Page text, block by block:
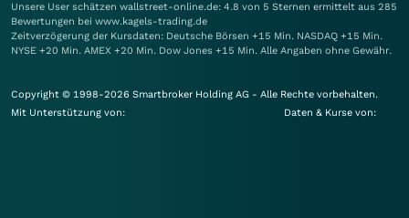
Unsere User schätzen wallstreet-online.de: 4.8 von 5 Sternen ermittelt aus 285
Bewertungen bei www.kagels-trading.de
Zeitverzögerung der Kursdaten: Deutsche Börsen +15 Min. NASDAQ +15 Min.
NYSE +20 Min. AMEX +20 Min. Dow Jones +15 Min. Alle Angaben ohne Gewähr.
Copyright © 1998-2026 Smartbroker Holding AG - Alle Rechte vorbehalten.
Mit Unterstützung von:
Daten & Kurse von: